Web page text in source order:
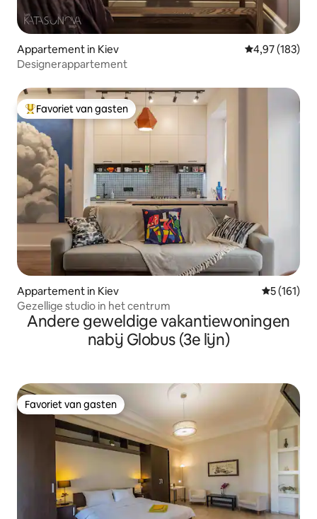
Appartement in Kiev Gemiddelde
4,97 (183)
Designerappartement
Topfavoriet van gasten
Favoriet van gasten
Appartement in Kiev
5 (161)
Gezellige studio in het centrum
Andere geweldige vakantiewoningen
nabij Globus (3e lijn)
Favoriet van gasten
Favoriet van gasten